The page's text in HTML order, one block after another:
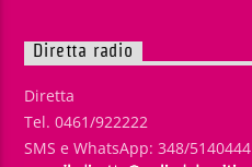
Diretta radio
Diretta
Tel. 0461/922222
SMS e WhatsApp: 348/5140444